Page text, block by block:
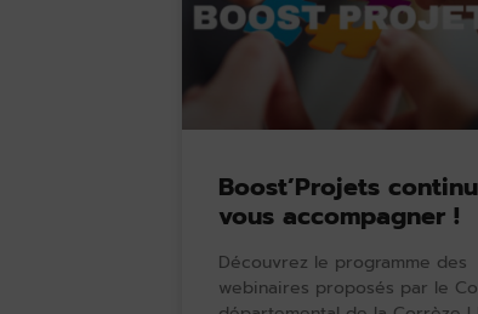
Boost’Projets
vous accompagner !
Découvrez le programme des
webinaires proposés par le